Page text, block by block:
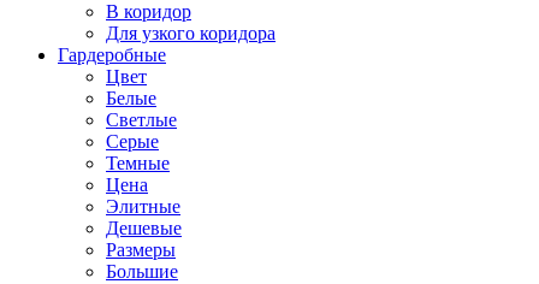
В коридор
Для узкого коридора
Гардеробные
Цвет
Белые
Светлые
Серые
Темные
Цена
Элитные
Дешевые
Размеры
Большие